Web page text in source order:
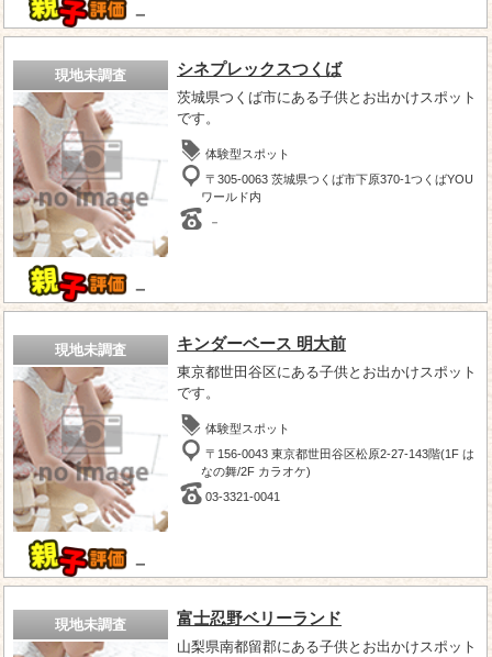
－
現地未調査
－
シネプレックスつくば
茨城県つくば市にある子供とお出かけスポット
です。
体験型スポット
〒305-0063 茨城県つくば市下原370-1つくばYOU
ワールド内
－
現地未調査
－
キンダーベース 明大前
東京都世田谷区にある子供とお出かけスポット
です。
体験型スポット
〒156-0043 東京都世田谷区松原2-27-143階(1F は
なの舞/2F カラオケ)
03-3321-0041
現地未調査 富士忍野ベリーランド
山梨県南都留郡にある子供とお出かけスポット